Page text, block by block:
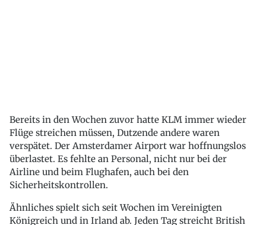
Bereits in den Wochen zuvor hatte KLM immer wieder
Flüge streichen müssen, Dutzende andere waren
verspätet. Der Amsterdamer Airport war hoffnungslos
überlastet. Es fehlte an Personal, nicht nur bei der
Airline und beim Flughafen, auch bei den
Sicherheitskontrollen.
Ähnliches spielt sich seit Wochen im Vereinigten
Königreich und in Irland ab. Jeden Tag streicht British